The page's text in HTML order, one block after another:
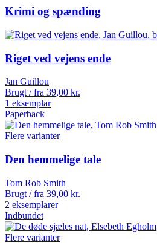
Krimi og spænding
Riget ved vejens ende
Jan Guillou
Brugt / fra 39,00 kr.
1 eksemplar
Paperback
Flere varianter
Den hemmelige tale
Tom Rob Smith
Brugt / fra 39,00 kr.
2 eksemplarer
Indbundet
Flere varianter